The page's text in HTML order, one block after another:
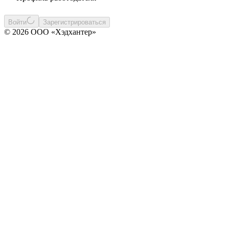
Войти Зарегистрироваться
© 2026 ООО «Хэдхантер»